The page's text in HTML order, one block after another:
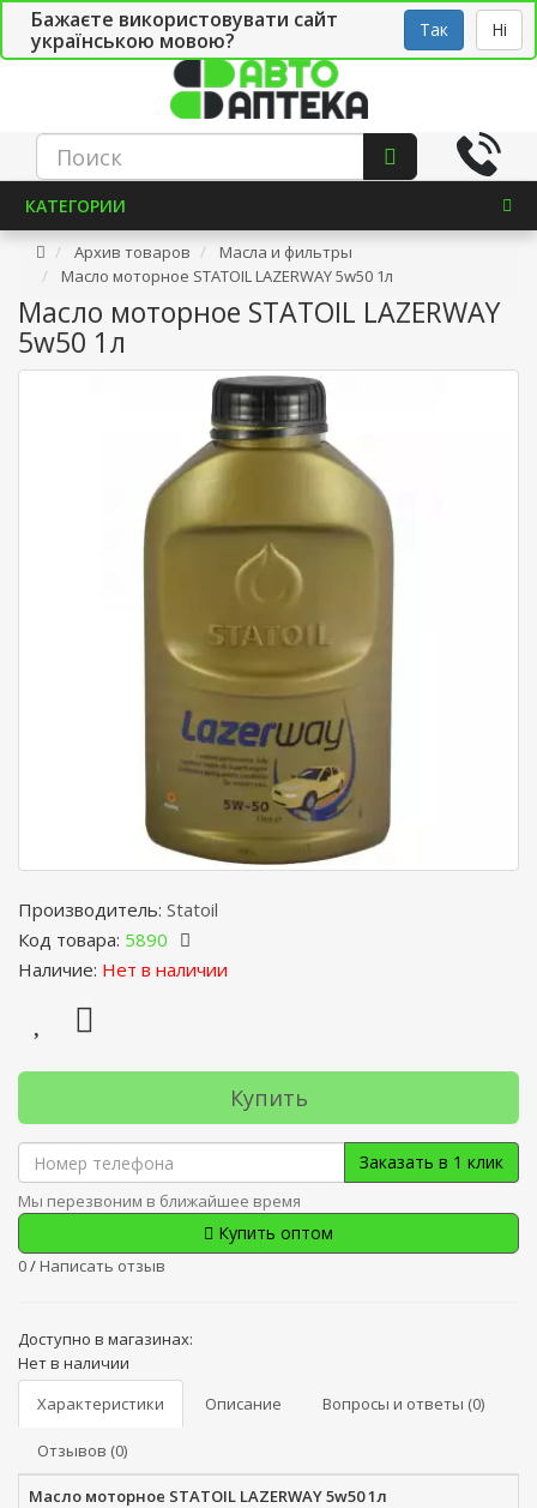
Бажаєте використовувати сайт
українською мовою?
Так Ні
СТО Укр
КАТЕГОРИИ
Архив товаров
Масла и фильтры
Масло моторное STATOIL LAZERWAY 5w50 1л
Масло моторное STATOIL LAZERWAY
5w50 1л
Производитель: Statoil
Код товара: 5890
Наличие: Нет в наличии
Купить
Заказать в 1 клик
Мы перезвоним в ближайшее время
Купить оптом
0/ Написать отзыв
Доступно в магазинах:
Нет в наличии
Характеристики
Описание Вопросы и ответы (0)
Отзывов (0)
Масло моторное STATOIL LAZERWAY 5w50 1л